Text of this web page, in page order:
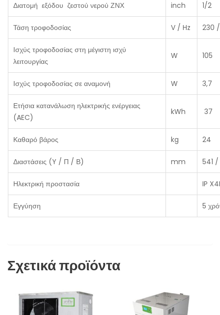
Διατομή εξόδου ζεστού νερού ΖΝΧ inch 1/2
Τάση τροφοδοσίας V / Hz 230
Ισχύς τροφοδοσίας στη μέγιστη ισχύ
λειτουργίας
W 105
Ισχύς τροφοδοσίας σε αναμονή W 3,7
Ετήσια κατανάλωση ηλεκτρικής ενέργειας
(AEC)
kWh 37
Καθαρό βάρος kg 24
Διαστάσεις (Y / Π / Β) mm 541
Ηλεκτρική προστασία IP
Εγγύηση 5
Σχετικά προϊόντα